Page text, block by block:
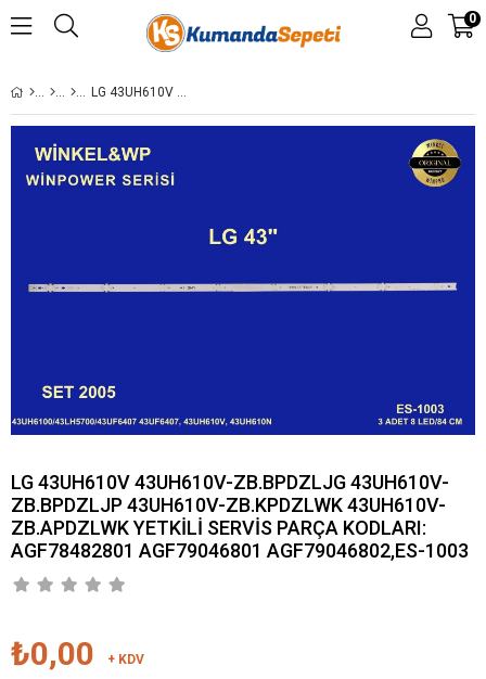
0
LG 43UH610V 43UH610V-ZB.BPDZLJG 43UH610V-ZB.BPDZLJP 43UH610V-ZB.KPDZLWK 43UH610V-ZB.APDZLWK YETKİLİ SERVİS PARÇA KODLARI: AGF78482801 AGF79046801 AGF79046802,ES-1003
LG 43UH610V 43UH610V-ZB.BPDZLJG 43UH610V-
ZB.BPDZLJP 43UH610V-ZB.KPDZLWK 43UH610V-
ZB.APDZLWK YETKİLİ SERVİS PARÇA KODLARI:
AGF78482801 AGF79046801 AGF79046802,ES-1003
₺0,00 + KDV